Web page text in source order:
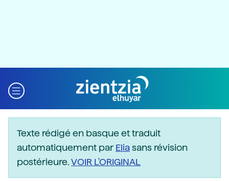
Texte rédigé en basque et traduit
automatiquement parEliasans révision
postérieure.VOIR L'ORIGINAL